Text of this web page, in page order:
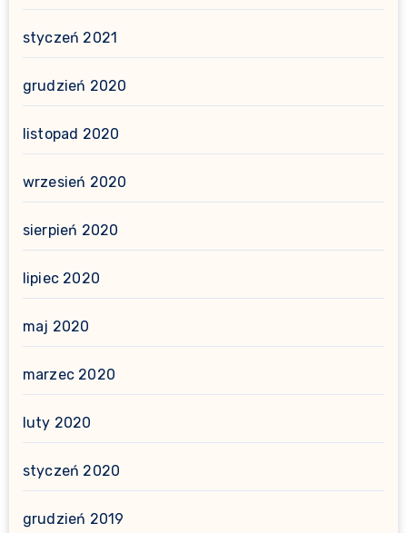
styczeń 2021
grudzień 2020
listopad 2020
wrzesień 2020
sierpień 2020
lipiec 2020
maj 2020
marzec 2020
luty 2020
styczeń 2020
grudzień 2019